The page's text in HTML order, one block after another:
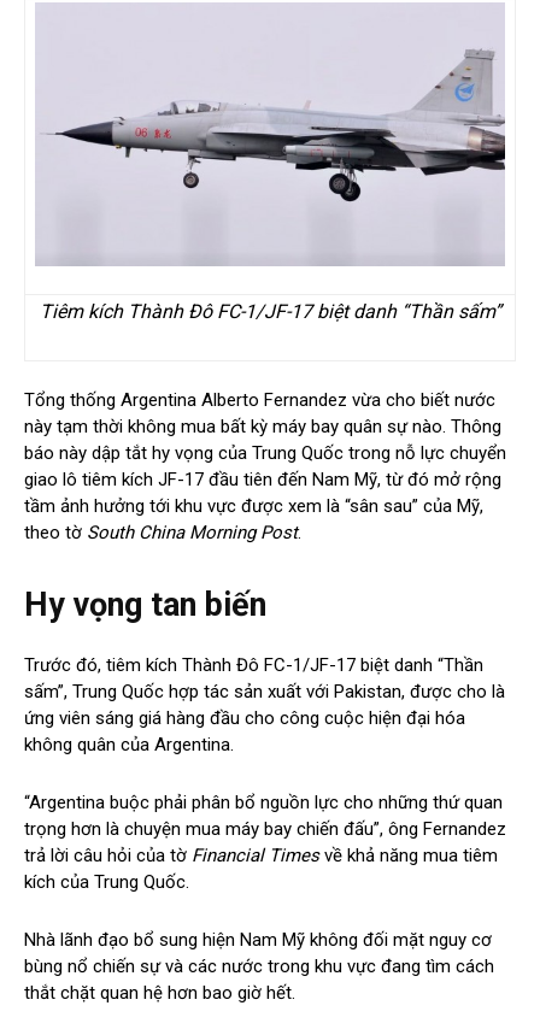
Tiêm kích Thành Đô FC-1/JF-17 biệt danh “Thần sấm”
Tổng thống Argentina Alberto Fernandez vừa cho biết nước
này tạm thời không mua bất kỳ máy bay quân sự nào. Thông
báo này dập tắt hy vọng của Trung Quốc trong nỗ lực chuyển
giao lô tiêm kích JF-17 đầu tiên đến Nam Mỹ, từ đó mở rộng
tầm ảnh hưởng tới khu vực được xem là “sân sau” của Mỹ,
theo tờ South China Morning Post.
Hy vọng tan biến
Trước đó, tiêm kích Thành Đô FC-1/JF-17 biệt danh “Thần
sấm”, Trung Quốc hợp tác sản xuất với Pakistan, được cho là
ứng viên sáng giá hàng đầu cho công cuộc hiện đại hóa
không quân của Argentina.
“Argentina buộc phải phân bổ nguồn lực cho những thứ quan
trọng hơn là chuyện mua máy bay chiến đấu”, ông Fernandez
trả lời câu hỏi của tờ Financial Timesvề khả năng mua tiêm
kích của Trung Quốc.
Nhà lãnh đạo bổ sung hiện Nam Mỹ không đối mặt nguy cơ
bùng nổ chiến sự và các nước trong khu vực đang tìm cách
thắt chặt quan hệ hơn bao giờ hết.